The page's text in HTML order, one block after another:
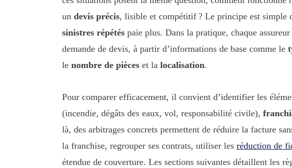
un devis précis, lisible et compétitif ? Le principe est simple
sinistres répétés paie plus. Dans la pratique, chaque
demande de devis, à partir d’informations de base comme le
le nombre de pièces et la localisation.
Pour comparer efficacement, il convient d’identifier les
(incendie, dégâts des eaux, vol, responsabilité civile),
là, des arbitrages concrets permettent de réduire la facture
la franchise, regrouper ses contrats, utiliser les réduction de
étendue de couverture. Les sections suivantes détaillent les